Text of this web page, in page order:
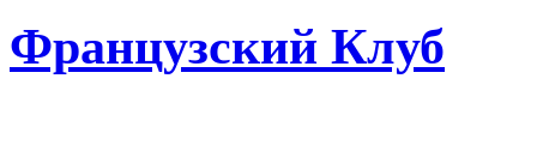
Французский Клуб